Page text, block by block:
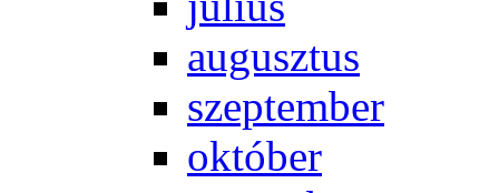
au­gusz­tus
szep­tem­ber
ok­tó­ber